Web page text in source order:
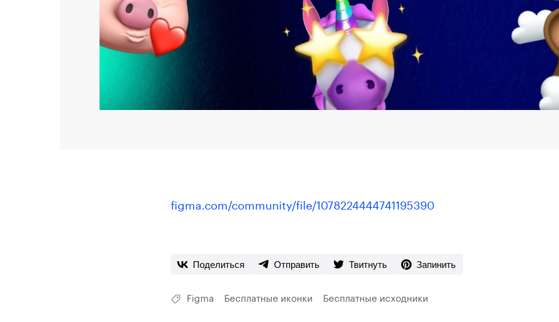
figma.com/community/file/1078224444741195390
Поделиться Отправить Твитнуть Запинить
Figma Бесплатные иконки Бесплатные исходники